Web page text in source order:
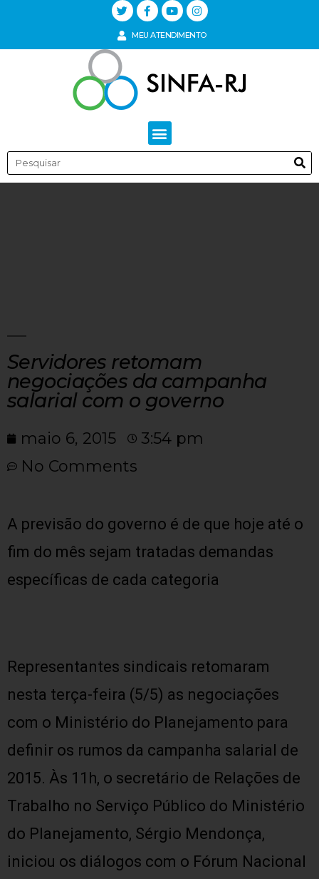
MEU ATENDIMENTO
Servidores retomam
negociações da campanha
salarial com o governo
maio 6, 2015
3:54 pm
No Comments
A previsão do governo é de que hoje até o
fim do mês sejam tratadas demandas
específicas de cada categoria
Representantes sindicais retomaram
nesta terça-feira (5/5) as negociações
com o Ministério do Planejamento para
definir os rumos da campanha salarial de
2015. Às 11h, o secretário de Relações de
Trabalho no Serviço Público do Ministério
do Planejamento, Sérgio Mendonça,
iniciou os diálogos com o Fórum Nacional